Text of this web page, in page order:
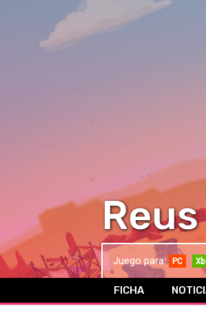
Reus
Juego para: PC
FICHA